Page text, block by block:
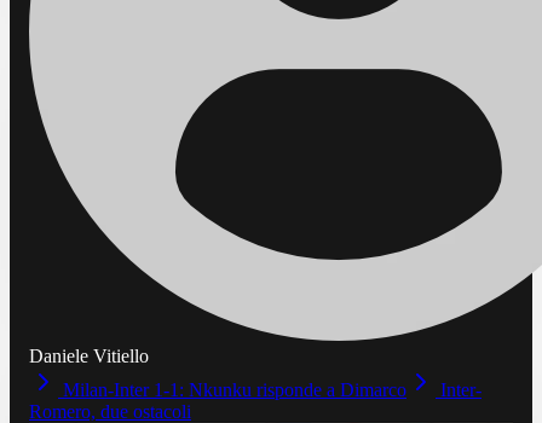
Daniele Vitiello
Milan-Inter 1-1: Nkunku risponde a Dimarco
Inter-
Romero, due ostacoli